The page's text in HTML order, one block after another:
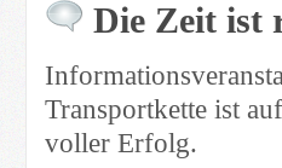
Die Zeit ist
Transportkette ist
voller Erfolg.